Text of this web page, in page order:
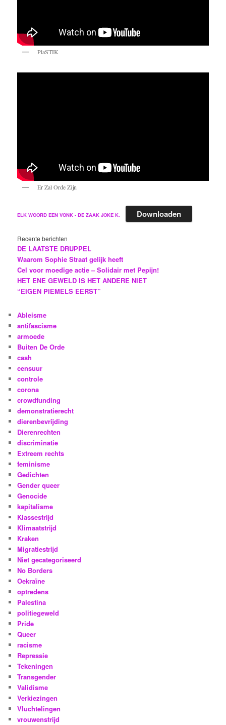
PlaSTIK
Er Zal Orde Zijn
ELK WOORD EEN VONK - DE ZAAK JOKE K. Downloaden
Recente berichten
DE LAATSTE DRUPPEL
Waarom Sophie Straat gelijk heeft
Cel voor moedige actie – Solidair met Pepijn!
HET ENE GEWELD IS HET ANDERE NIET
“EIGEN PIEMELS EERST”
Ableisme
antifascisme
armoede
Buiten De Orde
cash
censuur
controle
corona
crowdfunding
demonstratierecht
dierenbevrijding
Dierenrechten
discriminatie
Extreem rechts
feminisme
Gedichten
Gender queer
Genocide
kapitalisme
Klassestrijd
Klimaatstrijd
Kraken
Migratiestrijd
Niet gecategoriseerd
No Borders
Oekraïne
optredens
Palestina
politiegeweld
Pride
Queer
racisme
Repressie
Tekeningen
Transgender
Validisme
Verkiezingen
Vluchtelingen
vrouwenstrijd